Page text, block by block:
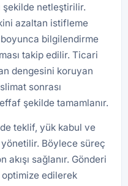
şekilde netleştirilir.
azaltan istifleme
boyunca bilgilendirme
takip edilir. Ticari
dengesini koruyan
sonrası
şekilde tamamlanır.
teklif, yük kabul ve
yönetilir. Böylece süreç
sağlanır. Gönderi
optimize edilerek